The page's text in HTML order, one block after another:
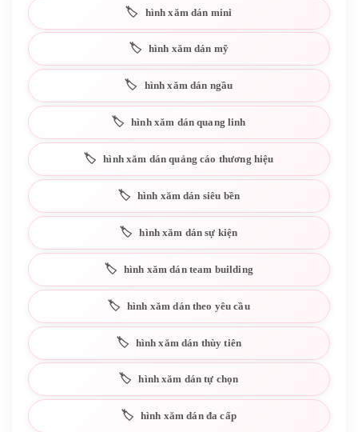
hình xăm dán mini
hình xăm dán mỹ
hình xăm dán ngầu
hình xăm dán quang linh
hình xăm dán quảng cáo thương hiệu
hình xăm dán siêu bền
hình xăm dán sự kiện
hình xăm dán team building
hình xăm dán theo yêu cầu
hình xăm dán thùy tiên
hình xăm dán tự chọn
hình xăm dán đa cấp